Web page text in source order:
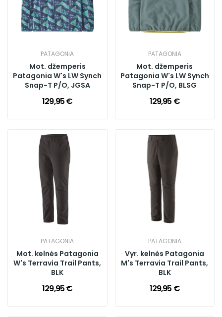
PATAGONIA
Mot. džemperis
Patagonia W's LW Synch
Snap-T P/O, JGSA
129,95 €
PATAGONIA
Mot. džemperis
Patagonia W's LW Synch
Snap-T P/O, BLSG
129,95 €
PATAGONIA
Mot. kelnės Patagonia
W's Terravia Trail Pants,
BLK
129,95 €
PATAGONIA
Vyr. kelnės Patagonia
M's Terravia Trail Pants,
BLK
129,95 €